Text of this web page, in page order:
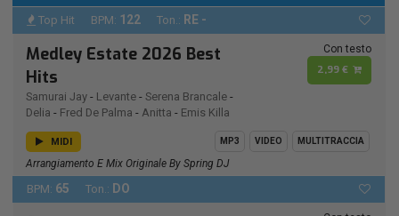
Top Hit BPM: 122 Ton.: RE -
Medley Estate 2026 Best
Hits
Samurai Jay - Levante - Serena Brancale -
Delia - Fred De Palma - Anitta - Emis Killa
Con testo
2,99 €
MIDI MP3 VIDEO MULTITRACCIA
Arrangiamento E Mix Originale By Spring DJ
BPM: 65 Ton.: DO